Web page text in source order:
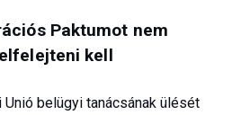
Paktumot nem
kell
Unió belügyi tanácsának ülését